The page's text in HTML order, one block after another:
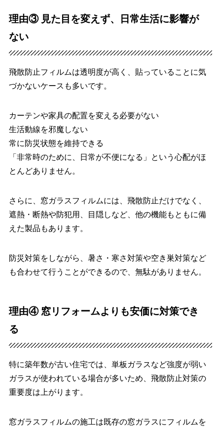
理由③ 見た目を変えず、日常生活に影響が
ない
飛散防止フィルムは透明度が高く、貼っていることに気
づかないケースも多いです。
カーテンや家具の配置を変える必要がない
生活動線を邪魔しない
常に防災状態を維持できる
「非常時のために、日常が不便になる」という心配がほ
とんどありません。
さらに、窓ガラスフィルムには、飛散防止だけでなく、
遮熱・断熱や防犯用、目隠しなど、他の機能もともに備
えた製品もあります。
防災対策をしながら、暑さ・寒さ対策や空き巣対策など
も合わせて行うことができるので、無駄がありません。
理由④ 窓リフォームよりも安価に対策でき
る
特に築年数が古い住宅では、単板ガラスなど強度が弱い
ガラスが使われている場合が多いため、飛散防止対策の
重要度は上がります。
窓ガラスフィルムの施工は既存の窓ガラスにフィルムを